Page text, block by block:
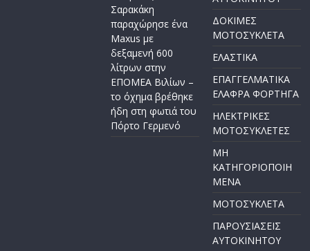
Σαρακάκη
παραχώρησε ένα
Maxus με
δεξαμενή 600
λίτρων στην
ΕΠΟΜΕΑ Βιλίων –
το όχημα βρέθηκε
ήδη στη φωτιά του
Πόρτο Γερμενό
ΔΟΚΙΜΕΣ
ΜΟΤΟΣΥΚΛΕΤΑ
ΕΛΑΣΤΙΚΑ
ΕΠΑΓΓΕΛΜΑΤΙΚΑ
ΕΛΑΦΡΑ ΦΟΡΤΗΓΑ
ΗΛΕΚΤΡΙΚΕΣ
ΜΟΤΟΣΥΚΛΕΤΕΣ
ΜΗ
ΚΑΤΗΓΟΡΙΟΠΟΙΗ
ΜΕΝΑ
ΜΟΤΟΣΥΚΛΕΤΑ
ΠΑΡΟΥΣΙΑΣΕΙΣ
ΑΥΤΟΚΙΝΗΤΟΥ